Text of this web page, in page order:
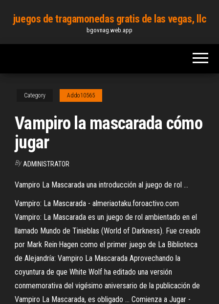
content
juegos de tragamonedas gratis de las vegas, llc
bgovnag.web.app
Category Addo10565
Vampiro la mascarada cómo
jugar
By ADMINISTRATOR
Vampiro La Mascarada una introducción al juego de rol ...
Vampiro: La Mascarada - almeriaotaku.foroactivo.com
Vampiro: La Mascarada es un juego de rol ambientado en el
llamado Mundo de Tinieblas (World of Darkness). Fue creado
por Mark Rein·Hagen como el primer juego de La Biblioteca
de Alejandría: Vampiro La Mascarada Aprovechando la
coyuntura de que White Wolf ha editado una versión
conmemorativa del vigésimo aniversario de la publicación de
Vampiro La Mascarada, es obligado ... Comienza a Jugar -